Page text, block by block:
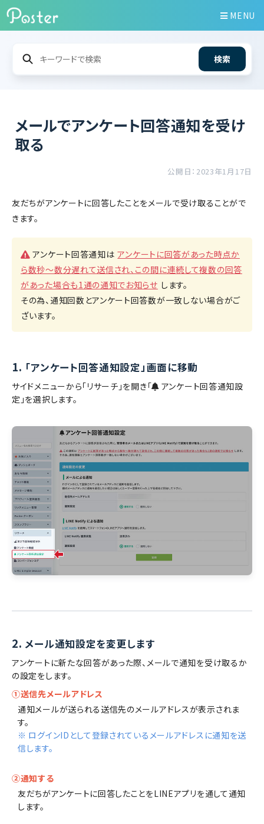
MENU
検索
メールでアンケート回答通知を受け
取る
公開日：2023年1月17日
友だちがアンケートに回答したことをメールで受け取ることがで
きます。
アンケート回答通知は アンケートに回答があった時点か
ら数秒〜数分遅れて送信され、この間に連続して複数の回答
があった場合も1通の通知でお知らせ します。
その為、通知回数とアンケート回答数が一致しない場合がご
ざいます。
1. 「アンケート回答通知設定」画面に移動
サイドメニューから「リサーチ」を開き「
アンケート回答通知設
定」を選択します。
2. メール通知設定を変更します
アンケートに新たな回答があった際、メールで通知を受け取るか
の設定をします。
①送信先メールアドレス
通知メールが送られる送信先のメールアドレスが表示されま
す。
※ ログインIDとして登録されているメールアドレスに通知を送
信します。
②通知する
友だちがアンケートに回答したことをLINEアプリを通して通知
します。